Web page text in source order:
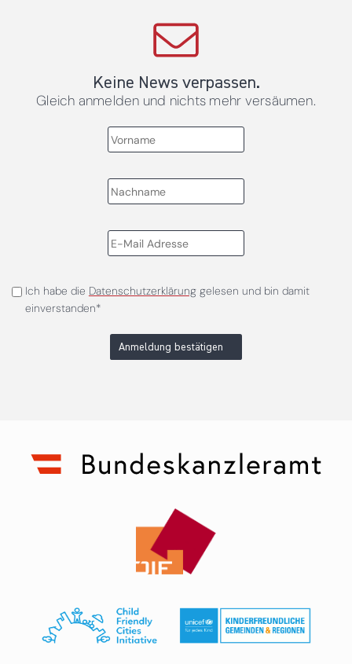
Keine News verpassen.
Gleich anmelden und nichts mehr versäumen.
Ich habe die Datenschutzerklärunggelesen und bin damit
einverstanden*
Anmeldung bestätigen